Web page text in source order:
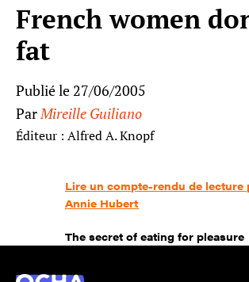
French women
fat
Publié le 27/06/2005
ParMireille Guiliano
Éditeur : Alfred A. Knopf
Lire un compte-rendu de lecture
Annie Hubert
The secret of eating for pleasure
Ocha